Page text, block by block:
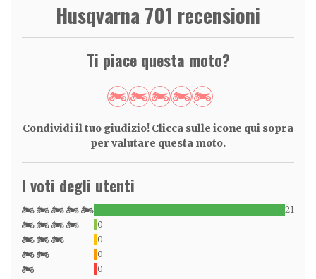
Husqvarna 701 recensioni
Ti piace questa moto?
Condividi il tuo giudizio! Clicca sulle icone qui sopra
per valutare questa moto.
I voti degli utenti
21
0
0
0
0